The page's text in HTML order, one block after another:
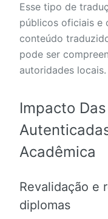
Esse tipo de
públicos oficiais e
conteúdo
pode ser
autoridades locais.
Impacto
Acadêmica
Revalidação e
diplomas